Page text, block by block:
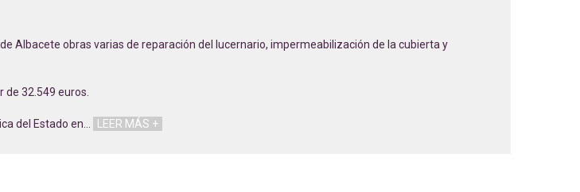
Albacete obras varias de reparación del lucernario, impermeabilización de la cubierta y
32.549 euros.
del Estado en LEER MÁS +